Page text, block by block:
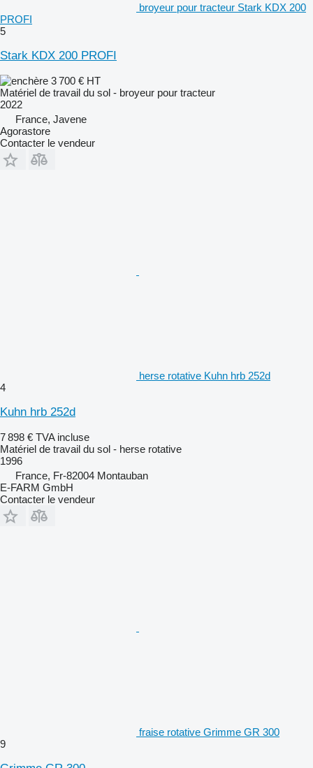
broyeur pour tracteur Stark KDX 200
PROFI
5
Stark KDX 200 PROFI
3 700 € HT
Matériel de travail du sol - broyeur pour tracteur
2022
France, Javene
Agorastore
Contacter le vendeur
herse rotative Kuhn hrb 252d
4
Kuhn hrb 252d
7 898 € TVA incluse
Matériel de travail du sol - herse rotative
1996
France, Fr-82004 Montauban
E-FARM GmbH
Contacter le vendeur
fraise rotative Grimme GR 300
9